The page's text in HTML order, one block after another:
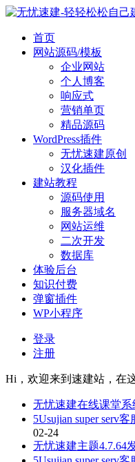
首页
网站源码/模板
企业网站
个人博客
响应式
营销单页
精品源码
WordPress插件
无忧速建原创
汉化插件
建站教程
源码使用
服务器域名
网站运维
二次开发
数据库
体验后台
知识付费
弹窗插件
WP小程序
登录
注册
Hi，欢迎来到速建站，在
无忧速建在线课堂系
5Usujian super serv
02-24
无忧速建主题4.7.64